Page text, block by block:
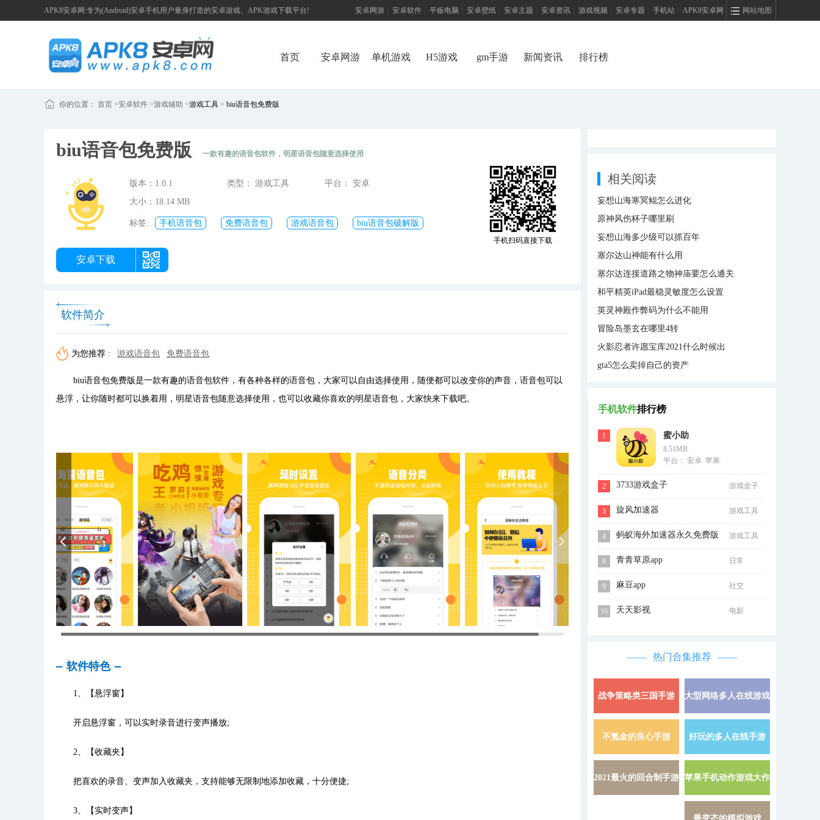
APK8安卓网:专为(Android)安卓手机用户量身打造的安卓游戏、APK游戏下载平台! 网站地图
安卓网游 安卓软件 平板电脑 安卓壁纸 安卓主题 安卓资讯 游戏视频 安卓专题 手机站 APK8安卓网
首页 安卓网游 单机游戏 H5游戏 gm手游 新闻资讯 排行榜
你的位置： 首页 >安卓软件 >游戏辅助 >游戏工具 > biu语音包免费版
biu语音包免费版 一款有趣的语音包软件，明星语音包随意选择使用
版本：1.0.1 类型： 游戏工具
平台： 安卓
大小：18.14 MB
标签: 手机语音包 免费语音包 游戏语音包 biu语音包破解版
手机扫码直接下载
安卓下载
软件简介
为您推荐 : 游戏语音包 免费语音包
biu语音包免费版是一款有趣的语音包软件，有各种各样的语音包，大家可以自由选择使用，随便都可以改变你的声音，语音包可以
悬浮，让你随时都可以换着用，明星语音包随意选择使用，也可以收藏你喜欢的明星语音包，大家快来下载吧。
软件特色
1、【悬浮窗】
开启悬浮窗，可以实时录音进行变声播放;
2、【收藏夹】
把喜欢的录音、变声加入收藏夹，支持能够无限制地添加收藏，十分便捷;
3、【实时变声】
相关阅读
妄想山海寒冥鲲怎么进化
原神风伤杯子哪里刷
妄想山海多少级可以抓百年
塞尔达山神能有什么用
塞尔达连接道路之物神庙要怎么通关
和平精英iPad最稳灵敏度怎么设置
英灵神殿作弊码为什么不能用
冒险岛墨玄在哪里4转
火影忍者许愿宝库2021什么时候出
gta5怎么卖掉自己的资产
手机软件排行榜
1 蜜小助
8.51MB
平台： 安卓 苹果
2 3733游戏盒子 游戏盒子
3 旋风加速器 游戏工具
4 蚂蚁海外加速器永久免费版 游戏工具
8 青青草原app 日常
9 麻豆app 社交
10 天天影视 电影
热门合集推荐
战争策略类三国手游 详情 »
大型网络多人在线游戏
不氪金的良心手游 详情 »
好玩的多人在线手游
2021最火的回合制手游 详情 »
苹果手机动作游戏大作